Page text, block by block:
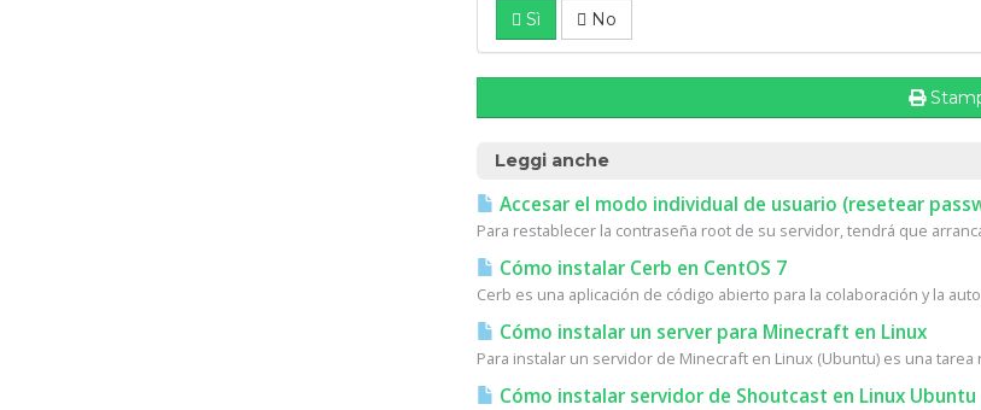
Sì No
Leggi anche
Accesar el modo individual de usuario (resetear
Para restablecer la contraseña root de su servidor, tendrá que
Cómo instalar Cerb en CentOS 7
Cerb es una aplicación de código abierto para la colaboración y la
Cómo instalar un server para Minecraft en Linux
Para instalar un servidor de Minecraft en Linux (Ubuntu) es una tarea
Cómo instalar servidor de Shoutcast en Linux Ubuntu